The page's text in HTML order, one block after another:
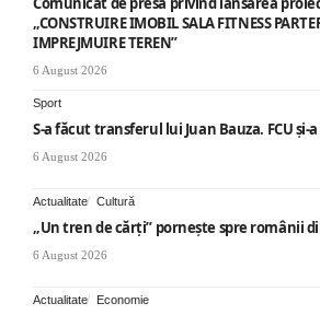
„CONSTRUIRE IMOBIL SALA FITNESS
IMPREJMUIRE TEREN”
6 August 2026
Sport
S-a făcut transferul lui Juan Bauza. FCU
6 August 2026
Actualitate Cultură
„Un tren de cărți” pornește spre românii
6 August 2026
Actualitate Economie